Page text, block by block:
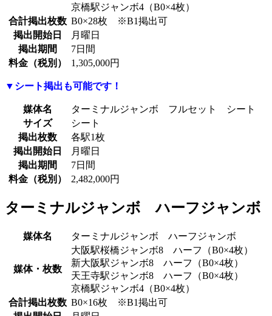
京橋駅ジャンボ4（B0×4枚）
合計掲出枚数 B0×28枚 ※B1掲出可
掲出開始日
月曜日
掲出期間
7日間
料金（税別）
1,305,000円
▼シート掲出も可能です！
媒体名
ターミナルジャンボ フルセット シート
サイズ
シート
掲出枚数
各駅1枚
掲出開始日
月曜日
掲出期間
7日間
料金（税別）
2,482,000円
ターミナルジャンボ ハーフジャンボ
媒体名 ターミナルジャンボ ハーフジャンボ
媒体・枚数
大阪駅桜橋ジャンボ8 ハーフ（B0×4枚）
新大阪駅ジャンボ8 ハーフ（B0×4枚）
天王寺駅ジャンボ8 ハーフ（B0×4枚）
京橋駅ジャンボ4（B0×4枚）
合計掲出枚数 B0×16枚 ※B1掲出可